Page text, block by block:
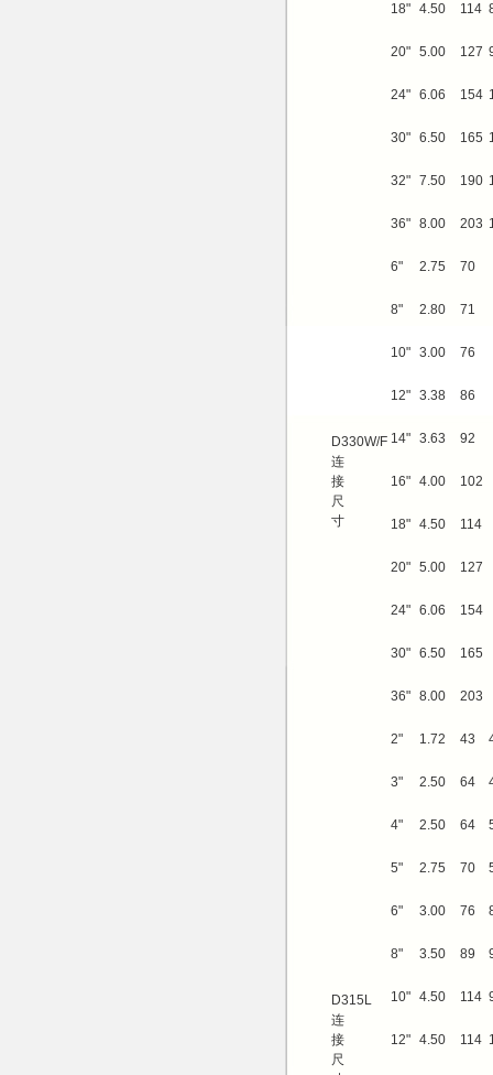
18" 4.50 114
20" 5.00 127
24" 6.06 154
30" 6.50 165
32" 7.50 190
36" 8.00 203
D330W/F
连
接
尺
寸
6" 2.75 70
8" 2.80 71
10" 3.00 76
12" 3.38 86
14" 3.63 92
16" 4.00 102
18" 4.50 114
20" 5.00 127
24" 6.06 154
30" 6.50 165
36" 8.00 203
D315L
连
接
尺
2" 1.72 43
3" 2.50 64
4" 2.50 64
5" 2.75 70
6" 3.00 76
8" 3.50 89
10" 4.50 114
12" 4.50 114